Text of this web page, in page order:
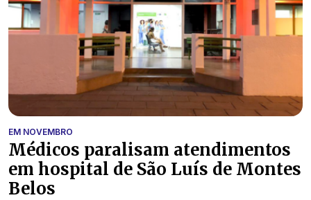
EM NOVEMBRO
Médicos paralisam atendimentos
em hospital de São Luís de Montes
Belos